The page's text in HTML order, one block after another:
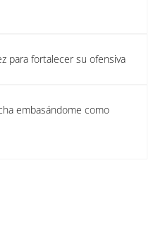
para fortalecer su ofensiva
embasándome como